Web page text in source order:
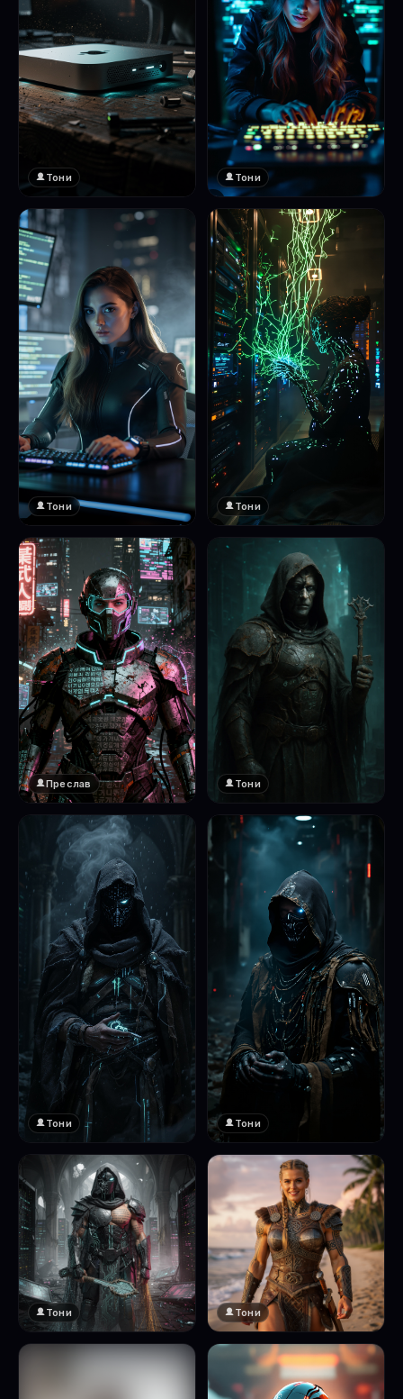
Тони
❤️
1
Тони
1
Тони
❤️
Тони
❤️
Преслав Тони
Тони Тони
Тони Тони